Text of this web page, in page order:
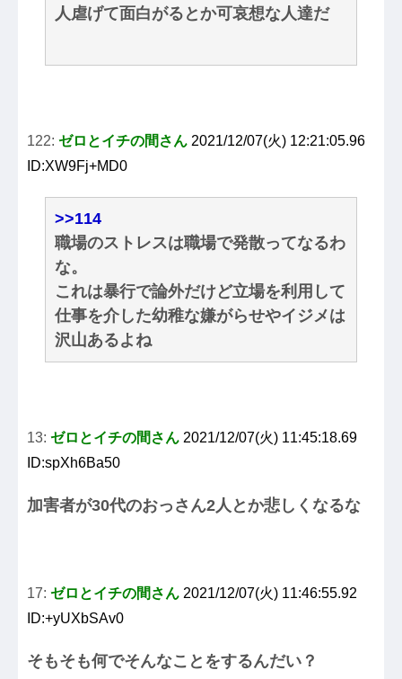
人虐げて面白がるとか可哀想な人達だ
122: ゼロとイチの間さん 2021/12/07(火) 12:21:05.96
ID:XW9Fj+MD0
>>114
職場のストレスは職場で発散ってなるわ
な。
これは暴行で論外だけど立場を利用して
仕事を介した幼稚な嫌がらせやイジメは
沢山あるよね
13: ゼロとイチの間さん 2021/12/07(火) 11:45:18.69
ID:spXh6Ba50
加害者が30代のおっさん2人とか悲しくなるな
17: ゼロとイチの間さん 2021/12/07(火) 11:46:55.92
ID:+yUXbSAv0
そもそも何でそんなことをするんだい？